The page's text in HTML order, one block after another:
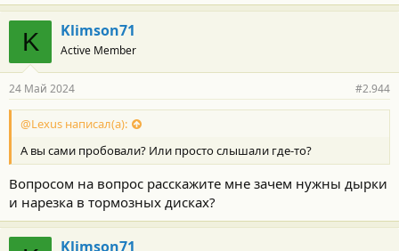
K Klimson71
Active Member
24 Май 2024 #2.944
@Lexus написал(а):
А вы сами пробовали? Или просто слышали где-то?
Вопросом на вопрос расскажите мне зачем нужны дырки
и нарезка в тормозных дисках?
Klimson71